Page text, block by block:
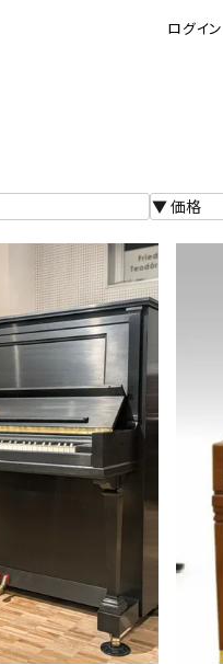
ログイン
ピアノのブランド紹介
ピアノお役立ち情報
ピアノトーク
新品ピアノ価格一覧
ピアノ製品番号一覧
シ